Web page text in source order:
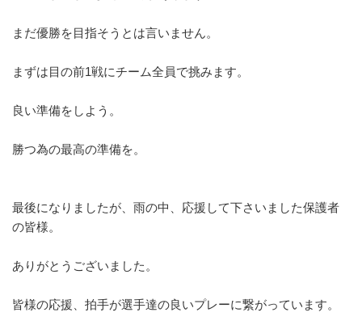
まだ優勝を目指そうとは言いません。
まずは目の前1戦にチーム全員で挑みます。
良い準備をしよう。
勝つ為の最高の準備を。
最後になりましたが、雨の中、 応援して下さいました保護者
の皆様。
ありがとうございました。
皆様の応援、拍手が選手達の良いプレーに繋がっています。